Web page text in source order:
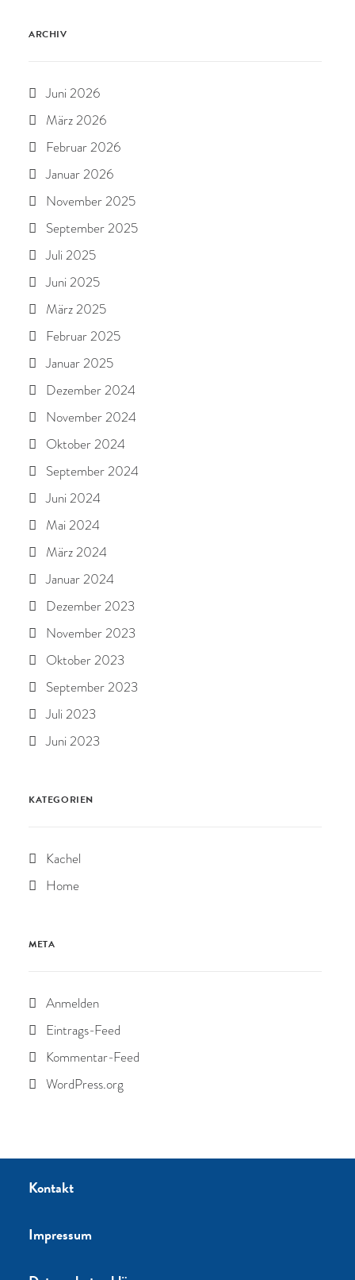
ARCHIV
Juni 2026
März 2026
Februar 2026
Januar 2026
November 2025
September 2025
Juli 2025
Juni 2025
März 2025
Februar 2025
Januar 2025
Dezember 2024
November 2024
Oktober 2024
September 2024
Juni 2024
Mai 2024
März 2024
Januar 2024
Dezember 2023
November 2023
Oktober 2023
September 2023
Juli 2023
Juni 2023
KATEGORIEN
Kachel
Home
META
Anmelden
Eintrags-Feed
Kommentar-Feed
WordPress.org
Kontakt
Impressum